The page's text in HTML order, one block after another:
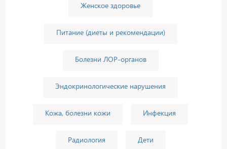
Женское здоровье
Питание (диеты и рекомендации)
Болезни ЛОР-органов
Эндокринологические нарушения
Кожа, болезни кожи Инфекция
Радиология Дети